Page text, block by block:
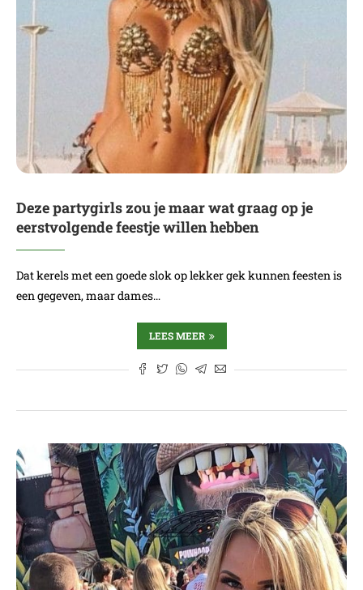
Deze partygirls zou je maar wat graag op je
eerstvolgende feestje willen hebben
Dat kerels met een goede slok op lekker gek kunnen feesten is
een gegeven, maar dames…
LEES MEER